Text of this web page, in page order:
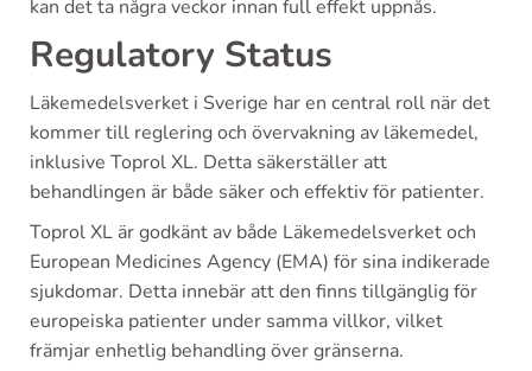
kan det ta några veckor innan full effekt uppnås.
Regulatory Status
Läkemedelsverket i Sverige har en central roll när det
kommer till reglering och övervakning av läkemedel,
inklusive Toprol XL. Detta säkerställer att
behandlingen är både säker och effektiv för patienter.
Toprol XL är godkänt av både Läkemedelsverket och
European Medicines Agency (EMA) för sina indikerade
sjukdomar. Detta innebär att den finns tillgänglig för
europeiska patienter under samma villkor, vilket
främjar enhetlig behandling över gränserna.